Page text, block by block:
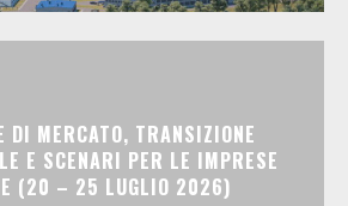
DI MERCATO, TRANSIZIONE
E SCENARI PER LE IMPRESE
(20 – 25 LUGLIO 2026)